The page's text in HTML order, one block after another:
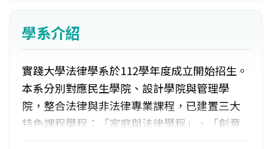
學系介紹
實踐大學法律學系於112學年度成立開始招生。
本系分別對應民生學院、設計學院與管理學
院，整合法律與非法律專業課程，已建置三大
特色課程學程：「家庭與法律學程」、「創意